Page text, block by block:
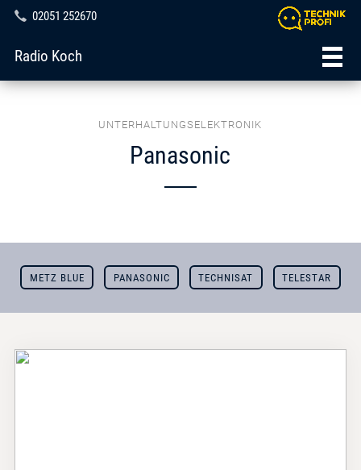
02051 252670
Radio Koch
UNTERHALTUNGSELEKTRONIK
Panasonic
METZ BLUE PANASONIC TECHNISAT TELESTAR